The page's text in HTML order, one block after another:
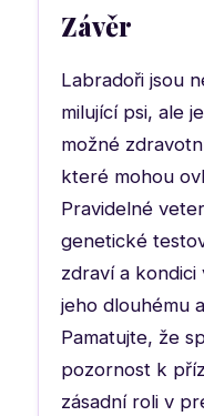
Závěr
Labradoři jsou
milující psi, ale
možné
které mohou
Pravidelné
genetické
zdraví a kondici
jeho dlouhému
Pamatujte, že
pozornost k
zásadní roli v